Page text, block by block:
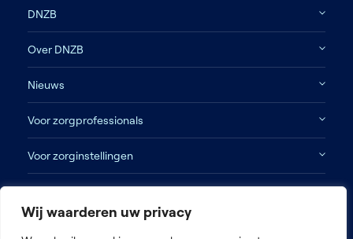
Wij waarderen uw privacy
DNZB
Over DNZB
Nieuws
Voor zorgprofessionals
Voor zorginstellingen
Contact
Disclaimer